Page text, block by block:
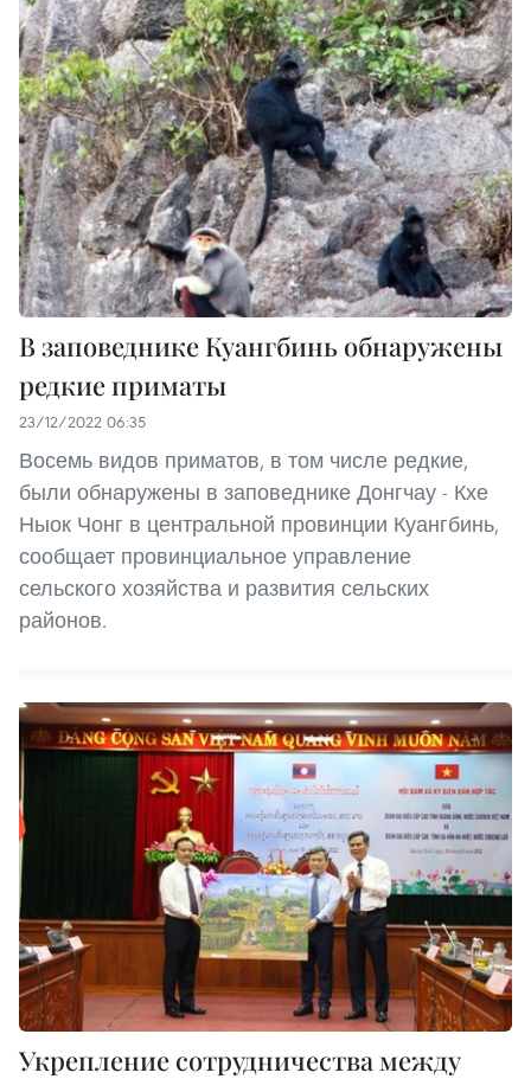
В заповеднике Куангбинь обнаружены
редкие приматы
23/12/2022 06:35
Восемь видов приматов, в том числе редкие,
были обнаружены в заповеднике Донгчау - Кхе
Ныок Чонг в центральной провинции Куангбинь,
сообщает провинциальное управление
сельского хозяйства и развития сельских
районов.
Укрепление сотрудничества между